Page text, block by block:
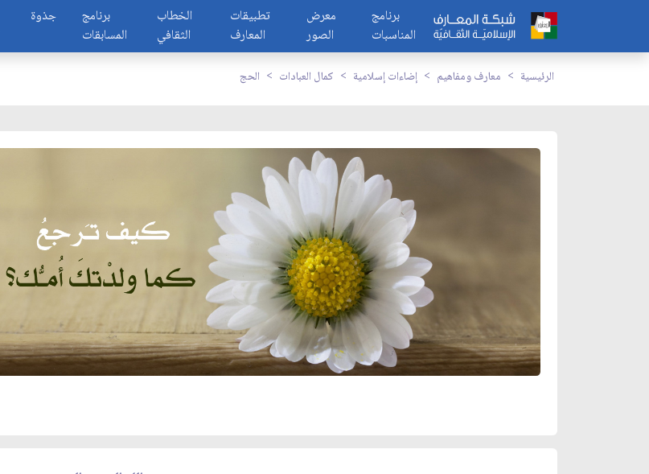
جذوة
برنامج
المسابقات
الخطاب
الثقافي
تطبيقات
المعارف
معرض
الصور
برنامج
المناسبات
الرئيسية معارف ومفاهيم إضاءات إسلامية كمال العبادات الحج